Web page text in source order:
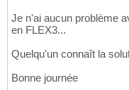
14
15
17
19
< s:layout>
<s
</s<img src=
</s:View>
Je n'ai aucun problème
en FLEX3...
Quelqu'un connaît la
Bonne journée